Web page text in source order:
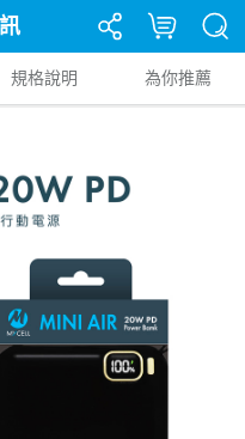
規格說明 為你推薦